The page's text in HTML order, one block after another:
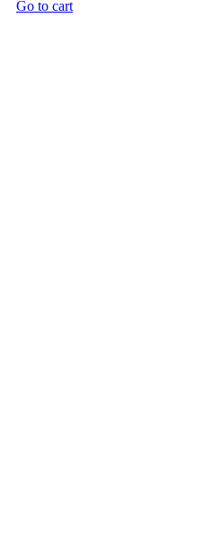
Go to cart